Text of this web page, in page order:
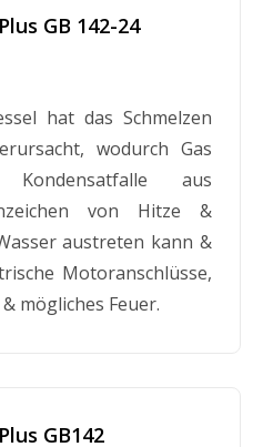
GB 142-24
hat das Schmelzen
wodurch Gas
aus
von Hitze &
austreten kann &
Motoranschlüsse,
mögliches Feuer.
GB142